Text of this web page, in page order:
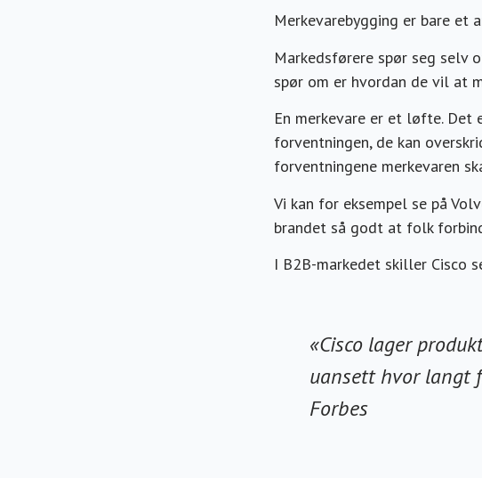
Merkevarebygging er bare et
Markedsførere spør seg selv
spør om er hvordan de vil at
En merkevare er et løfte. Det
forventningen, de kan
forventningene merkevaren
Vi kan for eksempel se på
brandet så godt at folk
I B2B-markedet skiller Cisco
«Cisco lager
uansett hvor langt
Forbes